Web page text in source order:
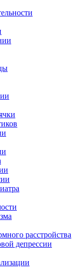
расстройства
депрессии